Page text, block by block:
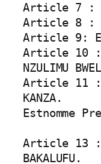
Article 7 :
Article 8 :
Article 9: Est
Article 10 :
NZULIMU
Article 11 :
KANZA.
Estnomme
Article 13 :
BAKALUFU.